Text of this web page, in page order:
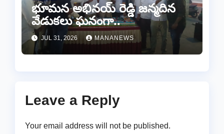
భూమన అభినయ్ రెడ్డి జన్మదిన
వేడుకలు ఘనంగా..
JUL 31, 2026 MANANEWS
Leave a Reply
Your email address will not be published.